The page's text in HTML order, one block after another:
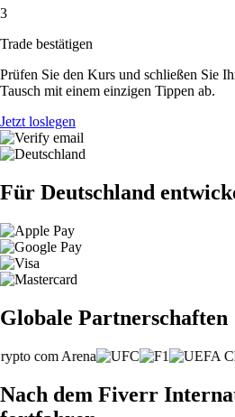
3
Trade bestätigen
Prüfen Sie den Kurs und schließen Sie
Tausch mit einem einzigen Tippen ab.
Jetzt loslegen
Für Deutschland
Globale Partnerschaften
Nach dem Fiverr